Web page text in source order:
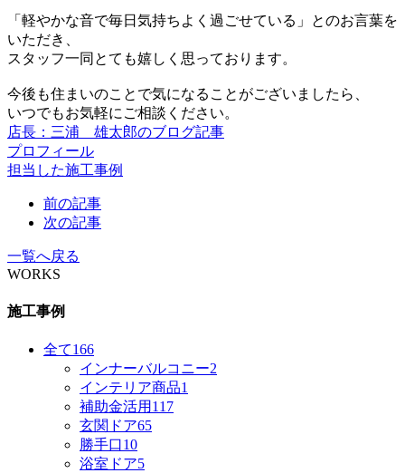
「軽やかな音で毎日気持ちよく過ごせている」とのお言葉を
いただき、
スタッフ一同とても嬉しく思っております。
今後も住まいのことで気になることがございましたら、
いつでもお気軽にご相談ください。
店長：三浦 雄太郎のブログ記事
プロフィール
担当した施工事例
前の記事
次の記事
一覧へ戻る
WORKS
施工事例
全て166
インナーバルコニー2
インテリア商品1
補助金活用 117
玄関ドア65
勝手口10
浴室ドア5